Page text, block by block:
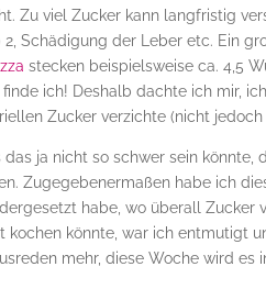
Zu viel Zucker kann langfristig
Schädigung der Leber etc. Ein
stecken beispielsweise ca. 4,5
ich! Deshalb dachte ich mir,
Zucker verzichte (nicht
ja nicht so schwer sein könnte,
Zugegebenermaßen habe ich
habe, wo überall Zucker
könnte, war ich entmutigt
mehr, diese Woche wird es